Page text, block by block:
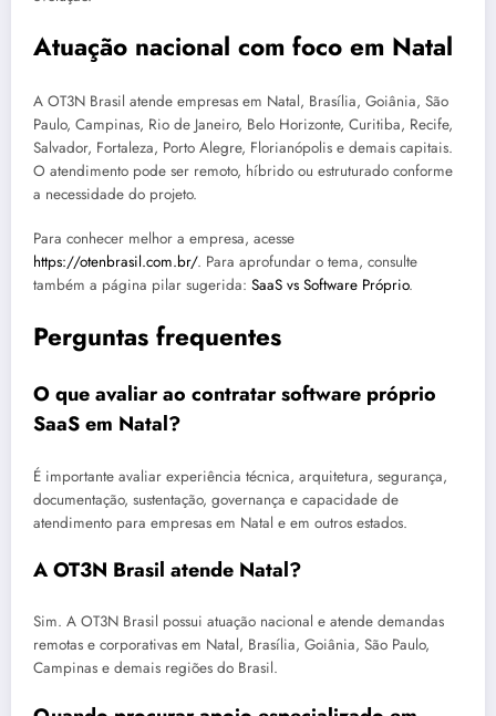
Atuação nacional com foco em Natal
A OT3N Brasil atende empresas em Natal, Brasília, Goiânia, São
Paulo, Campinas, Rio de Janeiro, Belo Horizonte, Curitiba, Recife,
Salvador, Fortaleza, Porto Alegre, Florianópolis e demais capitais.
O atendimento pode ser remoto, híbrido ou estruturado conforme
a necessidade do projeto.
Para conhecer melhor a empresa, acesse
https://otenbrasil.com.br/. Para aprofundar o tema, consulte
também a página pilar sugerida: SaaS vs Software Próprio.
Perguntas frequentes
O que avaliar ao contratar software próprio
SaaS em Natal?
É importante avaliar experiência técnica, arquitetura, segurança,
documentação, sustentação, governança e capacidade de
atendimento para empresas em Natal e em outros estados.
A OT3N Brasil atende Natal?
Sim. A OT3N Brasil possui atuação nacional e atende demandas
remotas e corporativas em Natal, Brasília, Goiânia, São Paulo,
Campinas e demais regiões do Brasil.